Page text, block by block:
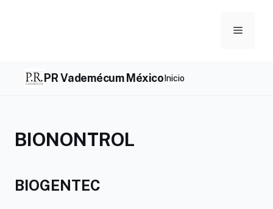
Menu
PR Vademécum MéxicoInicio
BIONONTROL
BIOGENTEC